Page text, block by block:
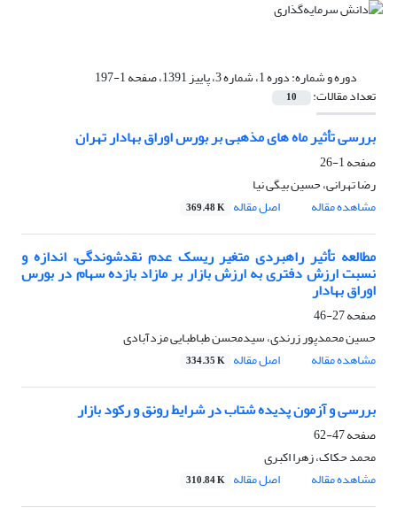
دوره و شماره:دوره 1، شماره 3، پاییز 1391، صفحه 1-197
تعداد مقالات: 10
بررسی تأثیر ماه های مذهبی بر بورس اوراق بهادار تهران
صفحه1-26
رضا تهرانی، حسین بیگی نیا
مشاهده مقاله
اصل مقاله 369.48 K
مطالعه تأثیر راهبردی متغیر ریسک عدم نقدشوندگی، اندازه و
نسبت ارزش دفتری به ارزش بازار بر مازاد بازده سهام در بورس
اوراق بهادار
صفحه27-46
حسین محمدپور زرندی، سیدمحسن طباطبایی مزدآبادی
مشاهده مقاله
اصل مقاله 334.35 K
بررسی و آزمون پدیده شتاب در شرایط رونق و رکود بازار
صفحه47-62
محمد حکاک، زهرا اکبری
مشاهده مقاله
اصل مقاله 310.84 K